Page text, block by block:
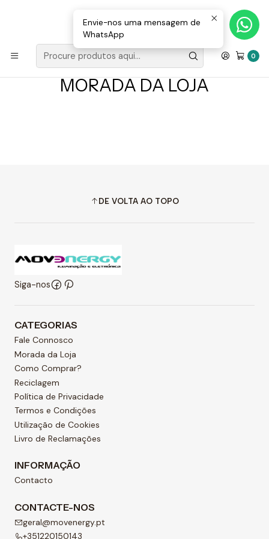
0
Loja Valongo: 220 150 143 (chamada para a rede fixa nacional) «»
E-mail: geral@movenergy.pt
MORADA DA LOJA
DE VOLTA AO TOPO
Siga-nos
CATEGORIAS
Fale Connosco
Morada da Loja
Como Comprar?
Reciclagem
Política de Privacidade
Termos e Condições
Utilização de Cookies
Livro de Reclamações
INFORMAÇÃO
Contacto
CONTACTE-NOS
geral@movenergy.pt
+351220150143
Envie-nos uma mensagem de
WhatsApp